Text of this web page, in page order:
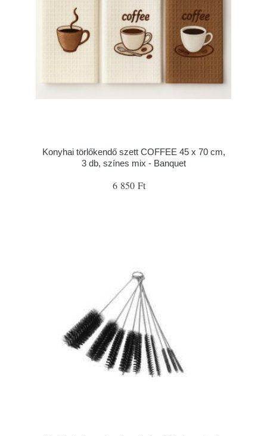
Konyhai törlőkendő szett COFFEE 45 x 70 cm,
3 db, színes mix - Banquet
6 850 Ft